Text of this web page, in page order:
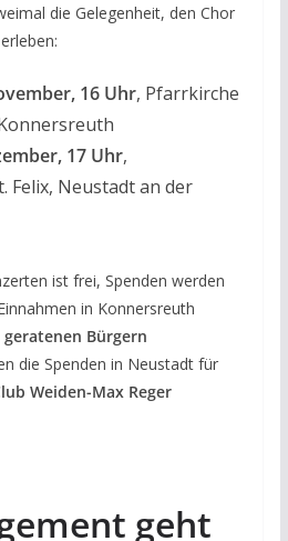
die Gelegenheit, den Chor
16 Uhr, Pfarrkirche
17 Uhr,
Felix, Neustadt an der
ist frei, Spenden werden
in Konnersreuth
Bürgern
die Spenden in Neustadt für
Weiden-Max Reger
geht